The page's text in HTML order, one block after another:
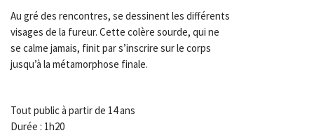
Au gré des rencontres, se dessinent les différents
visages de la fureur. Cette colère sourde, qui ne
se calme jamais, finit par s’inscrire sur le corps
jusqu’à la métamorphose finale.
Tout public à partir de 14 ans
Durée : 1h20